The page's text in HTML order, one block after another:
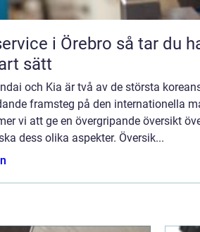
Örebro så tar du hand om bilen på ett
sätt
och Kia är två av de största
framsteg på den internationella
vi att ge en övergripande översikt
dess olika aspekter. Översik...